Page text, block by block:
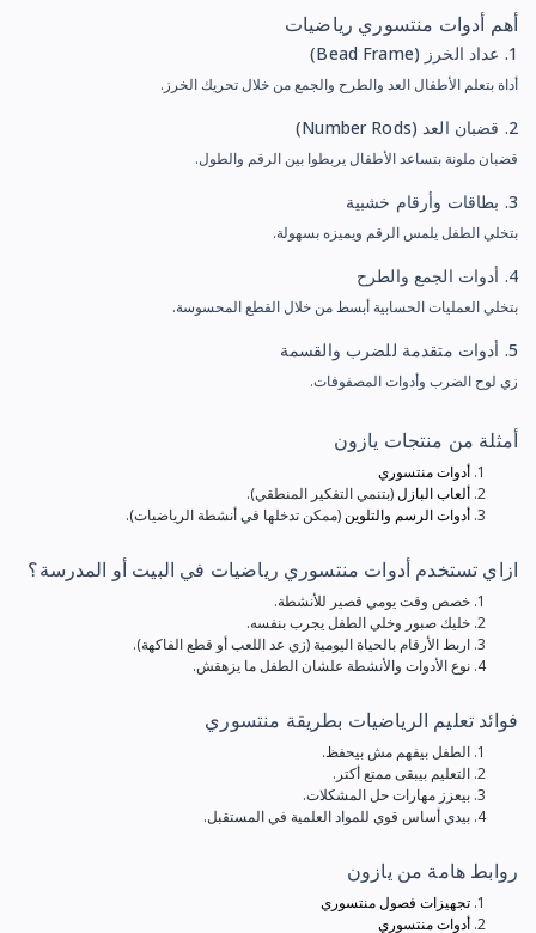
أهم أدوات منتسوري رياضيات
1. عداد الخرز (Bead Frame)
أداة بتعلم الأطفال العد والطرح والجمع من خلال تحريك الخرز.
2. قضبان العد (Number Rods)
قضبان ملونة بتساعد الأطفال يربطوا بين الرقم والطول.
3. بطاقات وأرقام خشبية
بتخلي الطفل يلمس الرقم ويميزه بسهولة.
4. أدوات الجمع والطرح
بتخلي العمليات الحسابية أبسط من خلال القطع المحسوسة.
5. أدوات متقدمة للضرب والقسمة
زي لوح الضرب وأدوات المصفوفات.
أمثلة من منتجات يازون
أدوات منتسوري
ألعاب البازل(بتنمي التفكير المنطقي).
أدوات الرسم والتلوين(ممكن تدخلها في أنشطة الرياضيات).
ازاي تستخدم أدوات منتسوري رياضيات في البيت أو المدرسة؟
خصص وقت يومي قصير للأنشطة.
خليك صبور وخلي الطفل يجرب بنفسه.
اربط الأرقام بالحياة اليومية (زي عد اللعب أو قطع الفاكهة).
نوع الأدوات والأنشطة علشان الطفل ما يزهقش.
فوائد تعليم الرياضيات بطريقة منتسوري
الطفل بيفهم مش بيحفظ.
التعليم بيبقى ممتع أكتر.
بيعزز مهارات حل المشكلات.
بيدي أساس قوي للمواد العلمية في المستقبل.
روابط هامة من يازون
تجهيزات فصول منتسوري
أدوات منتسوري